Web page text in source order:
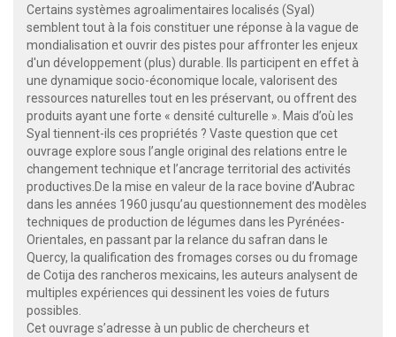
Certains systèmes agroalimentaires localisés (Syal)
semblent tout à la fois constituer une réponse à la vague de
mondialisation et ouvrir des pistes pour affronter les enjeux
d'un développement (plus) durable. Ils participent en effet à
une dynamique socio-économique locale, valorisent des
ressources naturelles tout en les préservant, ou offrent des
produits ayant une forte « densité culturelle ». Mais d’où les
Syal tiennent-ils ces propriétés ? Vaste question que cet
ouvrage explore sous l’angle original des relations entre le
changement technique et l’ancrage territorial des activités
productives.De la mise en valeur de la race bovine d’Aubrac
dans les années 1960 jusqu’au questionnement des modèles
techniques de production de légumes dans les Pyrénées-
Orientales, en passant par la relance du safran dans le
Quercy, la qualification des fromages corses ou du fromage
de Cotija des rancheros mexicains, les auteurs analysent de
multiples expériences qui dessinent les voies de futurs
possibles.
Cet ouvrage s’adresse à un public de chercheurs et